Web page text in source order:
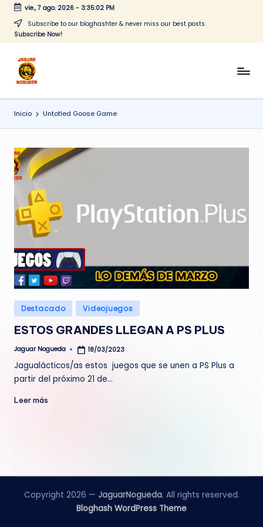
Saltar
vie., 7 ago. 2026- 3:35:02 PM
Subscribe to our bloghashter & never miss our best posts.
Subscribe Now!
J
a
g
a
r
o
u
e
d
a
CONTENIDO
Inicio Untotled Goose Game
Publicado
en
Destacado Videojuegos
ESTOS GRANDES LLEGAN A PS PLUS
Publicado
Jaguar Nogueda 18/03/2023
Jagualácticos/as estos juegos que se unen a PS Plus a
partir del próximo 21 de…
Leer más
Copyright 2026 — JaguarNogueda. All rights reserved.
Bloghash WordPress Theme